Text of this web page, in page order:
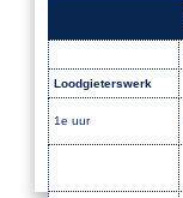
Loodgieterswerk
1e uur